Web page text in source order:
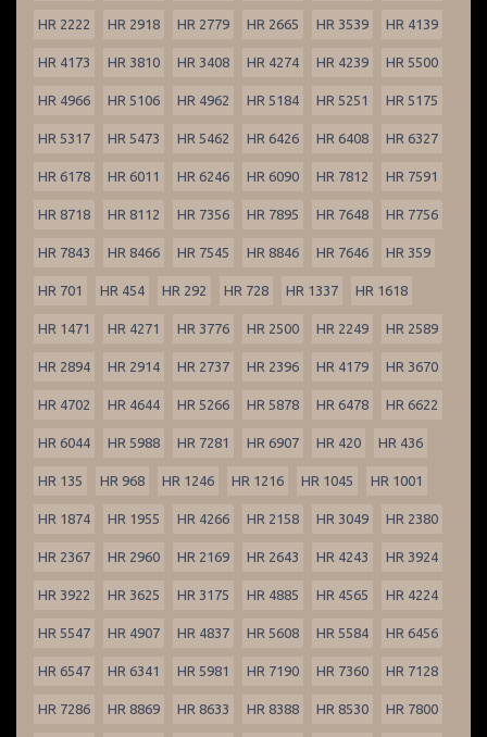
HR 2222 HR 2918 HR 2779 HR 2665 HR 3539 HR 4139
HR 4173 HR 3810 HR 3408 HR 4274 HR 4239 HR 5500
HR 4966 HR 5106 HR 4962 HR 5184 HR 5251 HR 5175
HR 5317 HR 5473 HR 5462 HR 6426 HR 6408 HR 6327
HR 6178 HR 6011 HR 6246 HR 6090 HR 7812 HR 7591
HR 8718 HR 8112 HR 7356 HR 7895 HR 7648 HR 7756
HR 7843 HR 8466 HR 7545 HR 8846 HR 7646 HR 359
HR 701 HR 454 HR 292 HR 728 HR 1337 HR 1618
HR 1471 HR 4271 HR 3776 HR 2500 HR 2249 HR 2589
HR 2894 HR 2914 HR 2737 HR 2396 HR 4179 HR 3670
HR 4702 HR 4644 HR 5266 HR 5878 HR 6478 HR 6622
HR 6044 HR 5988 HR 7281 HR 6907 HR 420 HR 436
HR 135 HR 968 HR 1246 HR 1216 HR 1045 HR 1001
HR 1874 HR 1955 HR 4266 HR 2158 HR 3049 HR 2380
HR 2367 HR 2960 HR 2169 HR 2643 HR 4243 HR 3924
HR 3922 HR 3625 HR 3175 HR 4885 HR 4565 HR 4224
HR 5547 HR 4907 HR 4837 HR 5608 HR 5584 HR 6456
HR 6547 HR 6341 HR 5981 HR 7190 HR 7360 HR 7128
HR 7286 HR 8869 HR 8633 HR 8388 HR 8530 HR 7800